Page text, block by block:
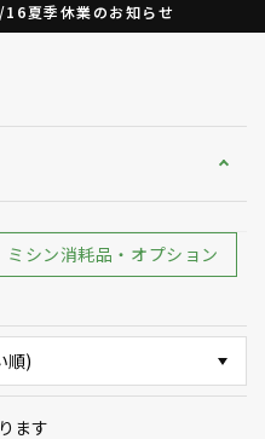
夏季休業のお知らせ
ミシン消耗品・オプション
ます